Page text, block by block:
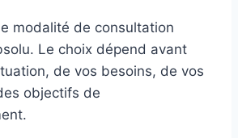
modalité de consultation
Le choix dépend avant
de vos besoins, de vos
objectifs de